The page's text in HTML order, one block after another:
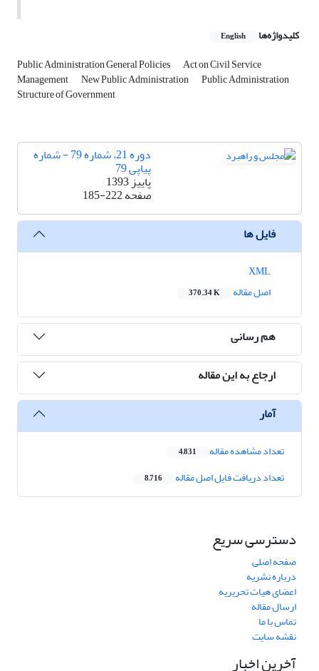
کلیدواژه‌ها English
Public Administration General Policies Act on Civil Service
Management New Public Administration Public Administration
Structure of Government
دوره 21، شماره 79 - شماره
پیاپی 79
پاییز 1393
صفحه185-222
فایل ها
اصل مقاله
370.34 K
هم رسانی
ارجاع به این مقاله
آمار
تعداد مشاهده مقاله 4,831
تعداد دریافت فایل اصل مقاله 8,716
دسترسی سریع
صفحه اصلی
درباره نشریه
اعضای هیات تحریریه
ارسال مقاله
تماس با ما
نقشه سایت
آخرین اخبار